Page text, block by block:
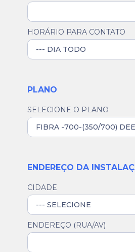
HORÁRIO PARA CONTATO
PLANO
SELECIONE O PLANO
ENDEREÇO DA
CIDADE
ENDEREÇO (RUA/AV)